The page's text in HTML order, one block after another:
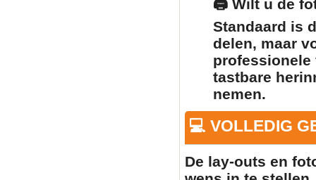
🖨️ Wilt u de
Standaard is
delen, maar
professionele
tastbare
nemen.
💻 VOLLEDIG
De lay-outs en